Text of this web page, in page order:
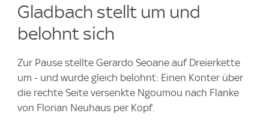
Gladbach stellt um und
belohnt sich
Zur Pause stellte Gerardo Seoane auf Dreierkette
um - und wurde gleich belohnt: Einen Konter über
die rechte Seite versenkte Ngoumou nach Flanke
von Florian Neuhaus per Kopf.